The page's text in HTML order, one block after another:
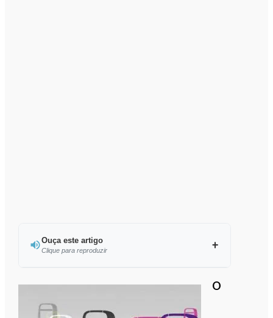
Ouça este artigo
Clique para reproduzir
Ouvir este artigo O